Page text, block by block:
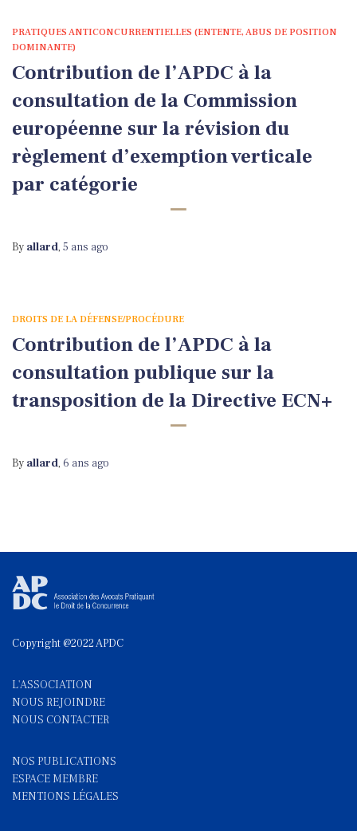
PRATIQUES ANTICONCURRENTIELLES (ENTENTE, ABUS DE POSITION
DOMINANTE)
Contribution de l’APDC à la
consultation de la Commission
européenne sur la révision du
règlement d’exemption verticale
par catégorie
By allard, 5 ans ago
DROITS DE LA DÉFENSE/PROCÉDURE
Contribution de l’APDC à la
consultation publique sur la
transposition de la Directive ECN+
By allard, 6 ans ago
Copyright @2022 APDC
L'ASSOCIATION
NOUS REJOINDRE
NOUS CONTACTER
NOS PUBLICATIONS
ESPACE MEMBRE
MENTIONS LÉGALES